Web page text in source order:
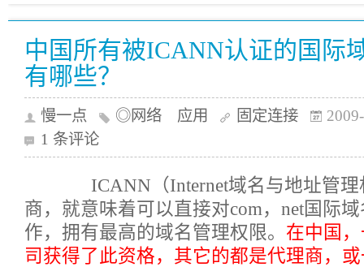
中国所有被ICANN认证的国际
有哪些？
慢一点 ◎网络 应用 固定连接
1 条评论
ICANN（Internet域名与地址管理
商，就意味着可以直接对com，net国际
作，拥有最高的域名管理权限。 在中国
司获得了此资格，其它的都是代理商，